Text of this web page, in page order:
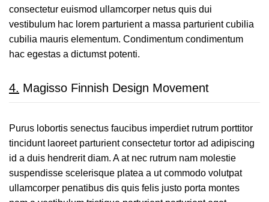
consectetur euismod ullamcorper netus quis dui
vestibulum hac lorem parturient a massa parturient cubilia
cubilia mauris elementum. Condimentum condimentum
hac egestas a dictumst potenti.
4. Magisso Finnish Design Movement
Purus lobortis senectus faucibus imperdiet rutrum porttitor
tincidunt laoreet parturient consectetur tortor ad adipiscing
id a duis hendrerit diam. A at nec rutrum nam molestie
suspendisse scelerisque platea a ut commodo volutpat
ullamcorper penatibus dis quis felis justo porta montes